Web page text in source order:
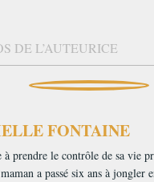
DE L’AUTEURICE
FONTAINE
à prendre le contrôle de sa vie
a passé six ans à jongler